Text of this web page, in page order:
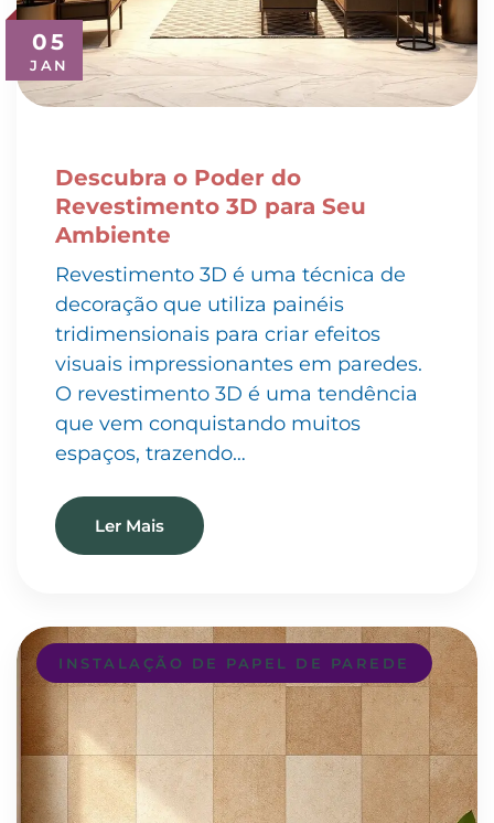
05
JAN
Descubra o Poder do
Revestimento 3D para Seu
Ambiente
Revestimento 3D é uma técnica de
decoração que utiliza painéis
tridimensionais para criar efeitos
visuais impressionantes em paredes.
O revestimento 3D é uma tendência
que vem conquistando muitos
espaços, trazendo…
Ler Mais
INSTALAÇÃO DE PAPEL DE PAREDE